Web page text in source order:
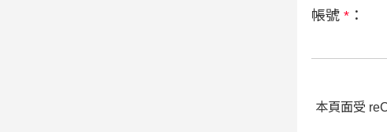
帳號 * ：
本頁面受